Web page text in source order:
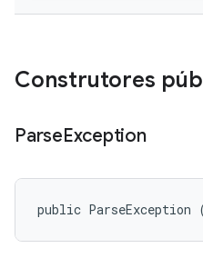
Construtores
ParseException
public ParseException